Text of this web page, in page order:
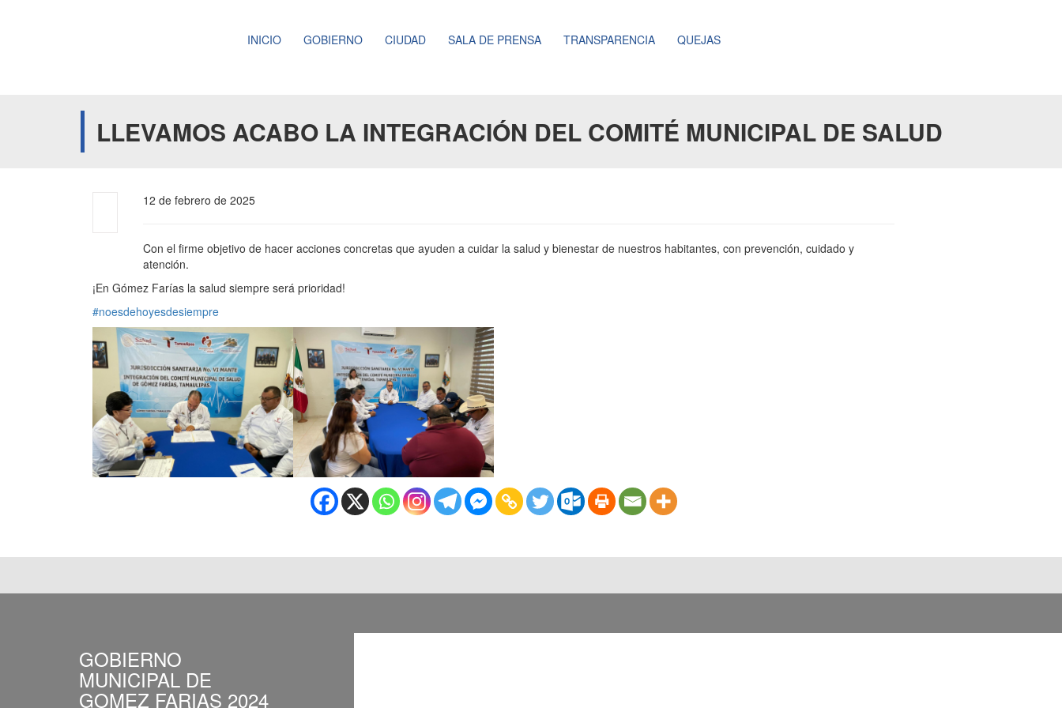
INICIO GOBIERNO CIUDAD SALA DE PRENSA TRANSPARENCIA QUEJAS
LLEVAMOS ACABO LA INTEGRACIÓN DEL COMITÉ MUNICIPAL DE SALUD
12 de febrero de 2025
Con el firme objetivo de hacer acciones concretas que ayuden a cuidar la salud y bienestar de nuestros habitantes, con prevención, cuidado y
atención.
¡En Gómez Farías la salud siempre será prioridad!
#noesdehoyesdesiempre
GOBIERNO
MUNICIPAL DE
GOMEZ FARIAS 2024